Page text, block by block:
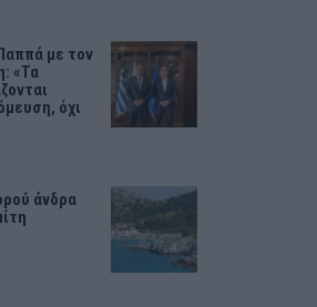
με τον
«Τα
όχι
άνδρα